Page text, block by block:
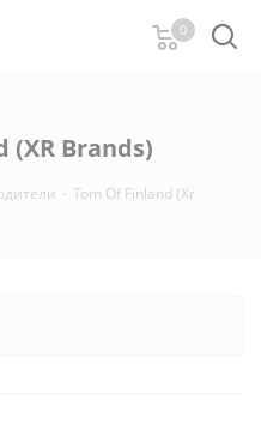
0
(XR Brands)
- Tom Of Finland (Xr